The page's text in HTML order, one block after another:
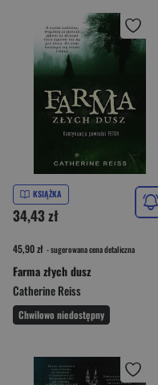
KSIĄŻKA
34,43 zł
45,90 zł - sugerowana cena detaliczna
Farma złych dusz
Catherine Reiss
Chwilowo niedostępny